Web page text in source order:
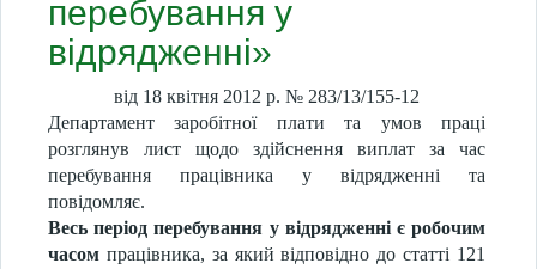
перебування у
відрядженні»
від 18 квітня 2012 р. № 283/13/155-12
Департамент заробітної плати та умов праці
розглянув лист щодо здійснення виплат за час
перебування працівника у відрядженні та
повідомляє.
Весь період перебування у відрядженні є робочим
часом працівника, за який відповідно до статті 121